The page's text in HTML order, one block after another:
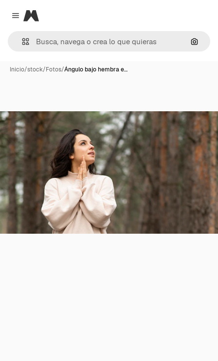
Close menu
Magnific
Inicio/stock/Fotos/Ángulo bajo hembra e…